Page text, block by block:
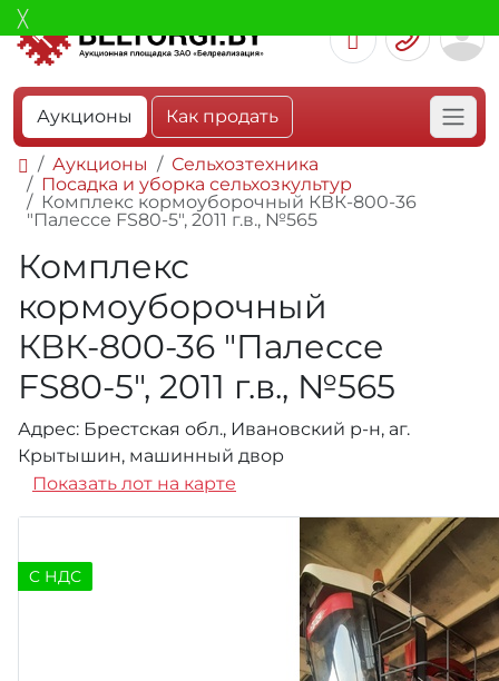
Аукционы Как продать
Аукционы
Сельхозтехника
Посадка и уборка сельхозкультур
Комплекс кормоуборочный КВК-800-36
"Палессе FS80-5", 2011 г.в., №565
Комплекс
кормоуборочный
КВК-800-36 "Палессе
FS80-5", 2011 г.в., №565
Адрес: Брестская обл., Ивановский р-н, аг.
Крытышин, машинный двор
Показать лот на карте
C НДС